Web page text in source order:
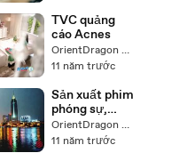
TVC quảng
cáo Acnes
OrientDragon Production
11 năm trước
Sản xuất phim
phóng sự,
phim tự giới
thiệu
OrientDragon Production
11 năm trước